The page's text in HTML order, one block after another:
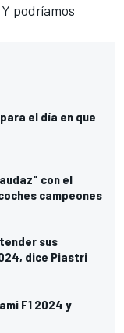
podríamos
el día en que
con el
campeones
sus
dice Piastri
F1 2024 y